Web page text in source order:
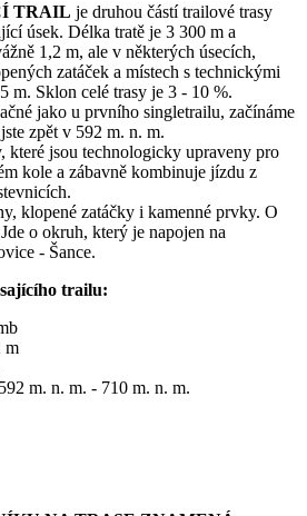
TRAIL je druhou částí trailové trasy
úsek. Délka tratě je 3 300 m a
1,2 m, ale v některých úsecích,
zatáček a místech s technickými
m. Sklon celé trasy je 3 - 10 %.
jako u prvního singletrailu, začínáme
zpět v 592 m. n. m.
které jsou technologicky upraveny pro
kole a zábavně kombinuje jízdu z
klopené zatáčky i kamenné prvky. O
o okruh, který je napojen na
- Šance.
trailu:
m
m. n. m. - 710 m. n. m.